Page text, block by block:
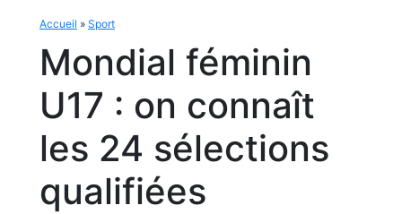
Accueil » Sport
Mondial féminin
U17 : on connaît
les 24 sélections
qualifiées